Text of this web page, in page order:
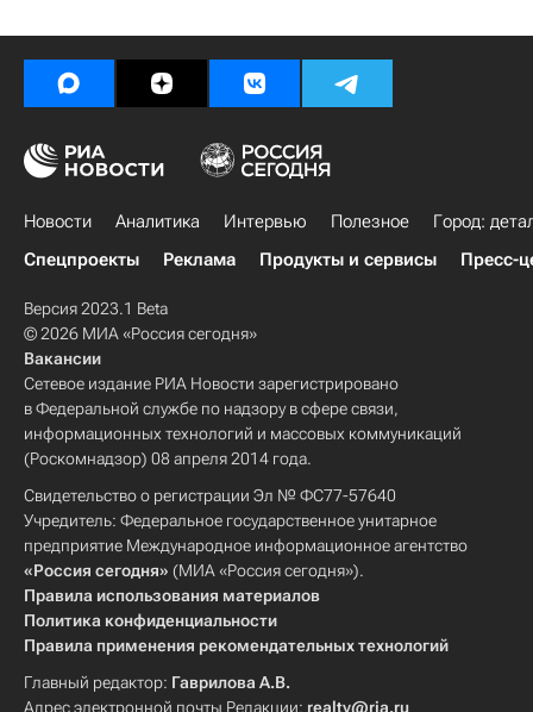
Новости Аналитика Интервью Полезное
Город:
Спецпроекты
Реклама Продукты и сервисы Пресс-
Версия 2023.1 Beta
© 2026 МИА «Россия сегодня»
Вакансии
Сетевое издание РИА Новости зарегистрировано
в Федеральной службе по надзору в сфере связи,
информационных технологий и массовых коммуникаций
(Роскомнадзор) 08 апреля 2014 года.
Свидетельство о регистрации Эл № ФС77-57640
Учредитель: Федеральное государственное унитарное
предприятие Международное информационное агентство
«Россия сегодня» (МИА «Россия сегодня»).
Правила использования материалов
Политика конфиденциальности
Правила применения рекомендательных технологий
Главный редактор: Гаврилова А.В.
Адрес электронной почты Редакции: realty@ria.ru